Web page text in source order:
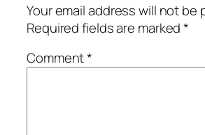
Your email address will not be
Required fields are marked*
Comment*